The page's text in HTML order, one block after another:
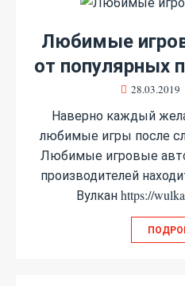
Любимые
от популярных
28.03.2019
Наверно каждый
любимые игры после
Любимые игровые
производителей
Вулкан https://